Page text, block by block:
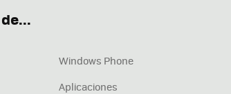
Windows Phone
Aplicaciones